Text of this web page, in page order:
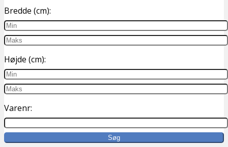
Bredde (cm):
Højde (cm):
Varenr: